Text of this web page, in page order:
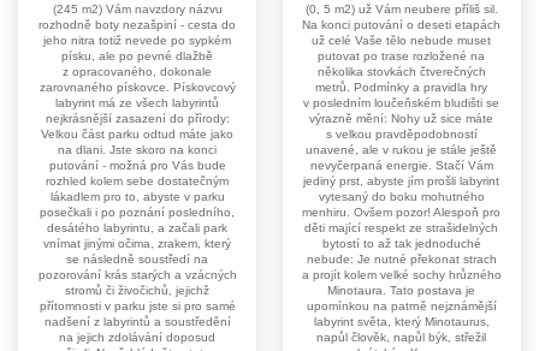
(245 m2) Vám navzdory názvu
rozhodně boty nezašpiní - cesta do
jeho nitra totiž nevede po sypkém
písku, ale po pevné dlažbě
z opracovaného, dokonale
zarovnaného pískovce. Pískovcový
labyrint má ze všech labyrintů
nejkrásnější zasazení do přírody:
Velkou část parku odtud máte jako
na dlani. Jste skoro na konci
putování - možná pro Vás bude
rozhled kolem sebe dostatečným
lákadlem pro to, abyste v parku
posečkali i po poznání posledního,
desátého labyrintu, a začali park
vnímat jinými očima, zrakem, který
se následně soustředí na
pozorování krás starých a vzácných
stromů či živočichů, jejichž
přítomnosti v parku jste si pro samé
nadšení z labyrintů a soustředění
na jejich zdolávání doposud
(0, 5 m2) už Vám neubere příliš sil.
Na konci putování o deseti etapách
už celé Vaše tělo nebude muset
putovat po trase rozložené na
několika stovkách čtverečných
metrů. Podmínky a pravidla hry
v posledním loučeňském bludišti se
výrazně mění: Nohy už sice máte
s velkou pravděpodobností
unavené, ale v rukou je stále ještě
nevyčerpaná energie. Stačí Vám
jediný prst, abyste jím prošli labyrint
vytesaný do boku mohutného
menhiru. Ovšem pozor! Alespoň pro
děti mající respekt ze strašidelných
bytostí to až tak jednoduché
nebude: Je nutné překonat strach
a projít kolem velké sochy hrůzného
Minotaura. Tato postava je
upomínkou na patrně nejznámější
labyrint světa, který Minotaurus,
napůl člověk, napůl býk, střežil